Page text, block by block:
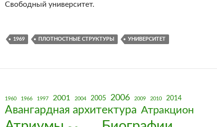
Свободный университет.
1969 ПЛОТНОСТНЫЕ СТРУКТУРЫ УНИВЕРСИТЕТ
1960 1966 1997 2001 2004 2005 2006 2009 2010 2014
Авангардная архитектура Атракцион